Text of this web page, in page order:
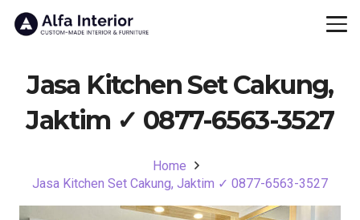
Jasa Kitchen Set Cakung,
Jaktim ✓ 0877-6563-3527
Home
Jasa Kitchen Set Cakung, Jaktim ✓ 0877-6563-3527